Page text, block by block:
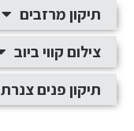
תיקון מרזבים
צילום קווי ביוב
תיקון פנים צנרת